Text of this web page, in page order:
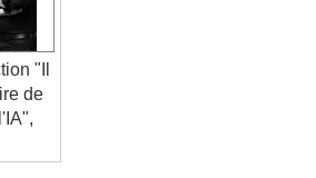
"Il
de